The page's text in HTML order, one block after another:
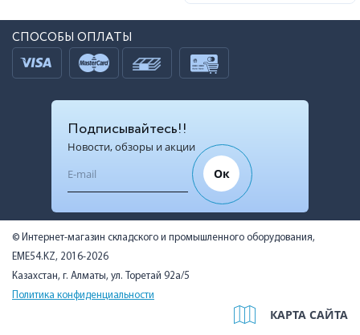
СПОСОБЫ ОПЛАТЫ
Подписывайтесь!!
Новости, обзоры и акции
Ок
© Интернет-магазин складского и промышленного оборудования,
EME54.KZ, 2016-2026
Казахстан, г. Алматы, ул. Торетай 92а/5
Политика конфиденциальности
КАРТА САЙТА